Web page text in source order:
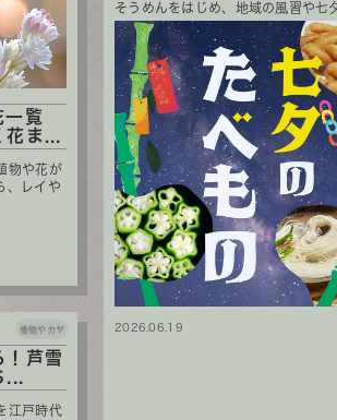
一覧
ま...
物や花が
、レイや
そうめんをはじめ、地域の風習や七
2026.06.19
！芦雪
江戸時代
倭物やカヤ